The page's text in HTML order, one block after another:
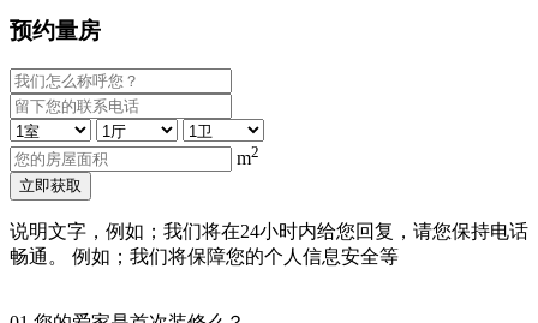
预约量房
m2
立即获取
说明文字，例如；我们将在24小时内给您回复，请您保持电话
畅通。 例如；我们将保障您的个人信息安全等